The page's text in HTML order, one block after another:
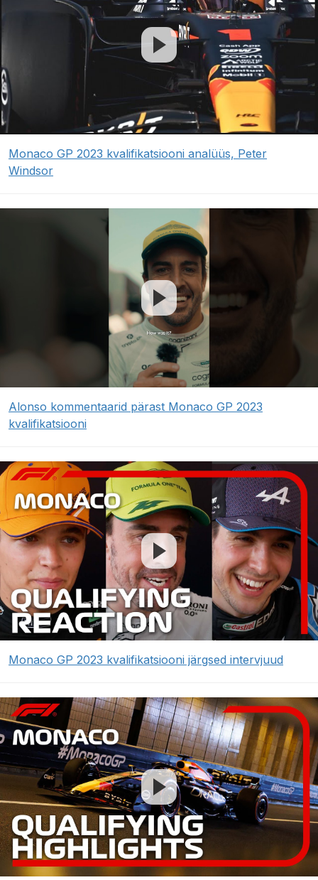
Monaco GP 2023 kvalifikatsiooni analüüs, Peter
Windsor
Alonso kommentaarid pärast Monaco GP 2023
kvalifikatsiooni
Monaco GP 2023 kvalifikatsiooni järgsed intervjuud